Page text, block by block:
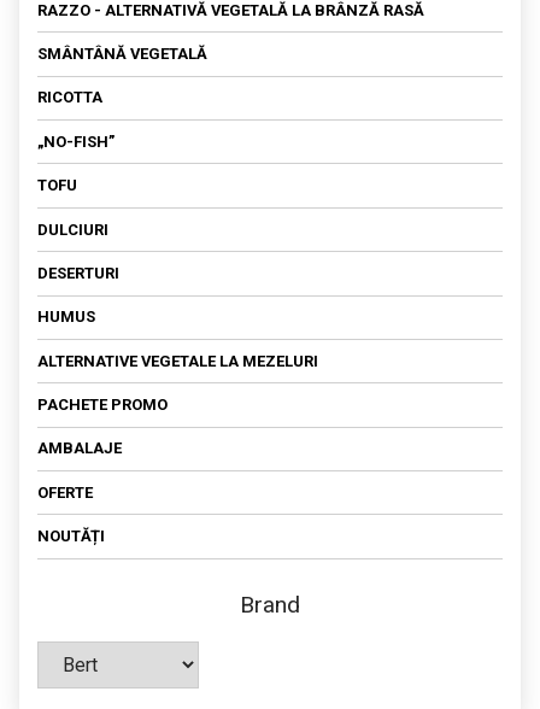
RAZZO - ALTERNATIVĂ VEGETALĂ LA BRÂNZĂ RASĂ
SMÂNTÂNĂ VEGETALĂ
RICOTTA
„NO-FISH”
TOFU
DULCIURI
DESERTURI
HUMUS
ALTERNATIVE VEGETALE LA MEZELURI
PACHETE PROMO
AMBALAJE
OFERTE
NOUTĂȚI
Brand